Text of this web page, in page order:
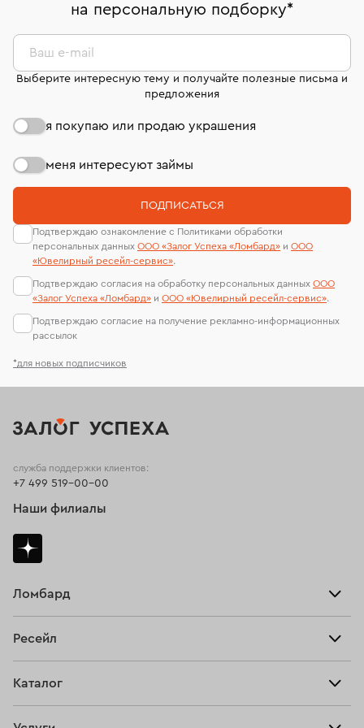
дней на возврат. Детальные условия возврата
комиссионных украшений и часов смотрите на
странице«Возврат украшений»
сертификаты МГУ и других геммологических
лабораторий
на персональную подборку*
*для новых подписчиков
Ваш e-mail
Выберите интересную тему и получайте полезные письма и
предложения
я покупаю или продаю украшения
меня интересуют займы
ПОДПИСАТЬСЯ
Подтверждаю ознакомление с Политиками обработки
персональных данных ООО «Залог Успеха «Ломбард» и ООО
«Ювелирный ресейл-сервиc».
Подтверждаю согласия на обработку персональных данных ООО
«Залог Успеха «Ломбард» и ООО «Ювелирный ресейл-сервиc».
Подтверждаю согласие на получение рекламно-информационных
рассылок
Ломбард
Тарифы
Ресейл
Каталог
служба поддержки клиентов:
+7 499 519-00-00
Наши филиалы